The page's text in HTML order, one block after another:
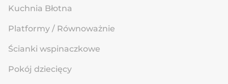
Kuchnia Błotna
Platformy / Równoważnie
Ścianki wspinaczkowe
Pokój dziecięcy